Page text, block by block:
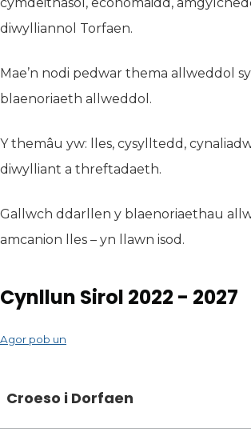
diwylliannol Torfaen.
Mae’n nodi pedwar thema allweddol
blaenoriaeth allweddol.
Y themâu yw: lles, cysylltedd,
diwylliant a threftadaeth.
Gallwch ddarllen y blaenoriaethau
amcanion lles – yn llawn isod.
Cynllun Sirol 2022 - 2027
Agor pob un
Croeso i Dorfaen